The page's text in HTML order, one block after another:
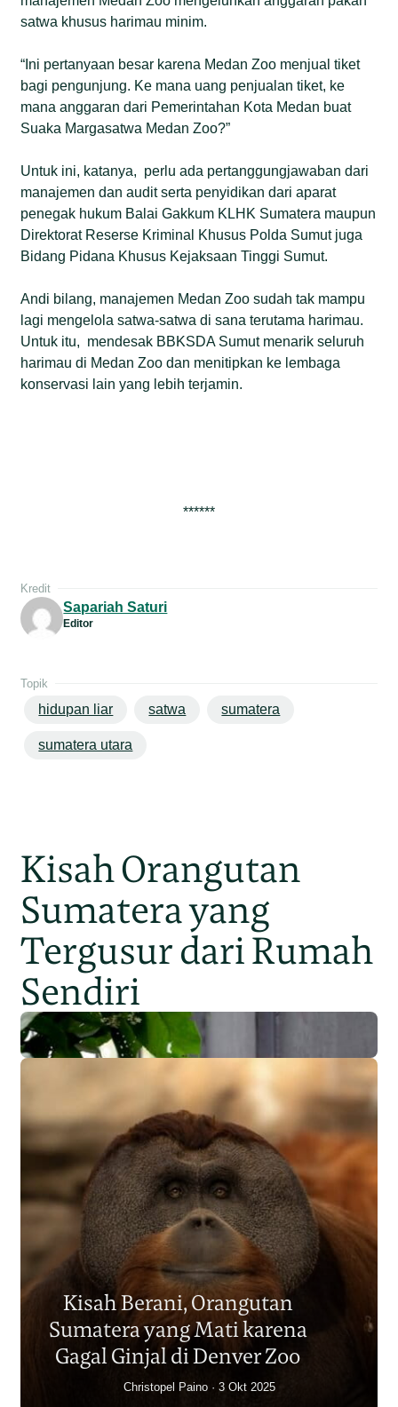
satwa khusus harimau minim.
“Ini pertanyaan besar karena Medan Zoo menjual tiket
bagi pengunjung. Ke mana uang penjualan tiket, ke
mana anggaran dari Pemerintahan Kota Medan buat
Suaka Margasatwa Medan Zoo?”
Untuk ini, katanya, perlu ada pertanggungjawaban dari
manajemen dan audit serta penyidikan dari aparat
penegak hukum Balai Gakkum KLHK Sumatera maupun
Direktorat Reserse Kriminal Khusus Polda Sumut juga
Bidang Pidana Khusus Kejaksaan Tinggi Sumut.
Andi bilang, manajemen Medan Zoo sudah tak mampu
lagi mengelola satwa-satwa di sana terutama harimau.
Untuk itu, mendesak BBKSDA Sumut menarik seluruh
harimau di Medan Zoo dan menitipkan ke lembaga
konservasi lain yang lebih terjamin.
******
Kredit
Sapariah Saturi
Editor
Topik
hidupan liar satwa sumatera
sumatera utara
Kisah Orangutan
Sumatera yang
Tergusur dari Rumah
Sendiri
Populasi Orangutan
Sumatera Berkurang 2.700
Individu dalam Satu Dekade?
Junaidi Hanafiah 14 Jul 2026
Kisah Berani, Orangutan
Sumatera yang Mati karena
Gagal Ginjal di Denver Zoo
Christopel Paino 3 Okt 2025